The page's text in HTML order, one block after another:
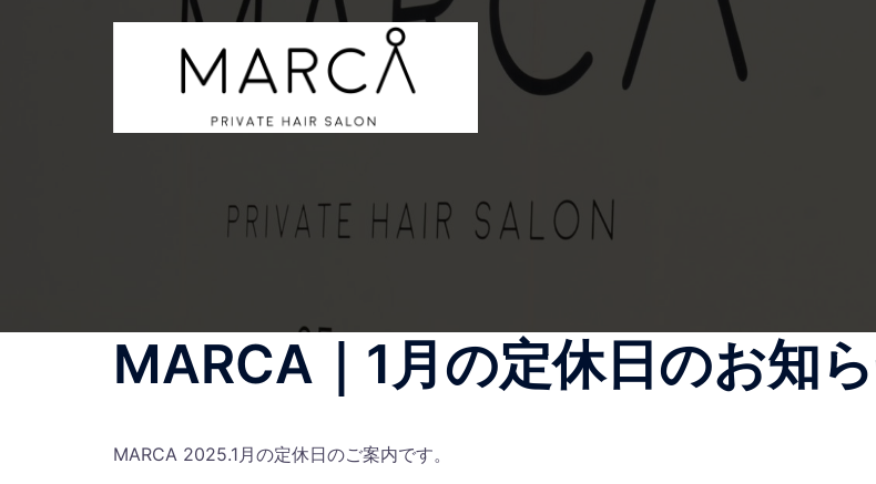
MARCA｜1月の定休日のお知
MARCA 2025.1月の定休日のご案内です。